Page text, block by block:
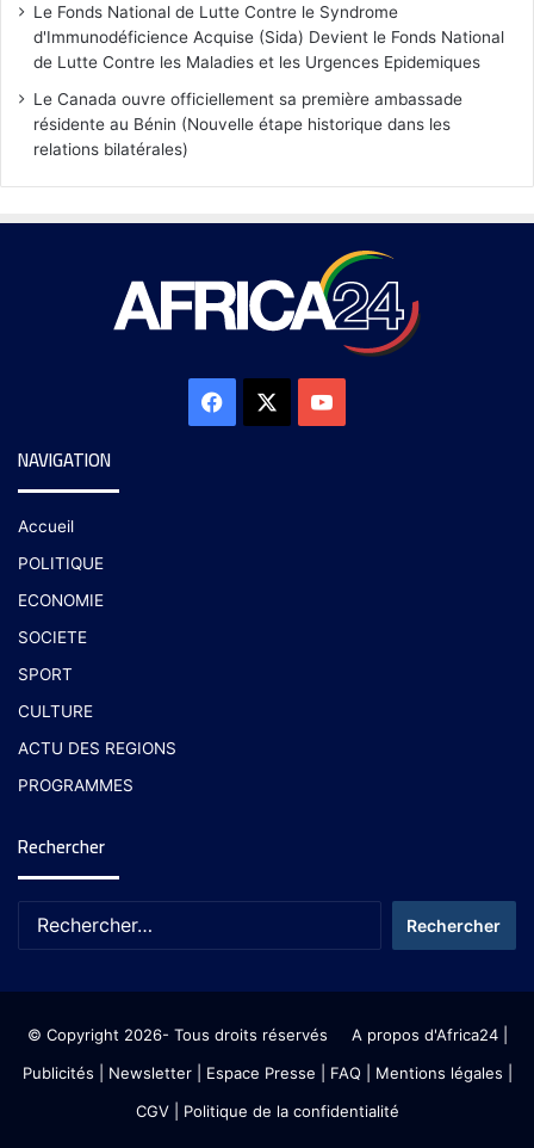
Le Fonds National de Lutte Contre le Syndrome
d'Immunodéficience Acquise (Sida) Devient le Fonds National
de Lutte Contre les Maladies et les Urgences Epidemiques
Le Canada ouvre officiellement sa première ambassade
résidente au Bénin (Nouvelle étape historique dans les
relations bilatérales)
NAVIGATION
Accueil
POLITIQUE
ECONOMIE
SOCIETE
SPORT
CULTURE
ACTU DES REGIONS
PROGRAMMES
Rechercher
© Copyright 2026- Tous droits réservés A propos d'Africa24|
Publicités
Newsletter| Espace Presse | FAQ | Mentions légales
CGV| Politique de la confidentialité